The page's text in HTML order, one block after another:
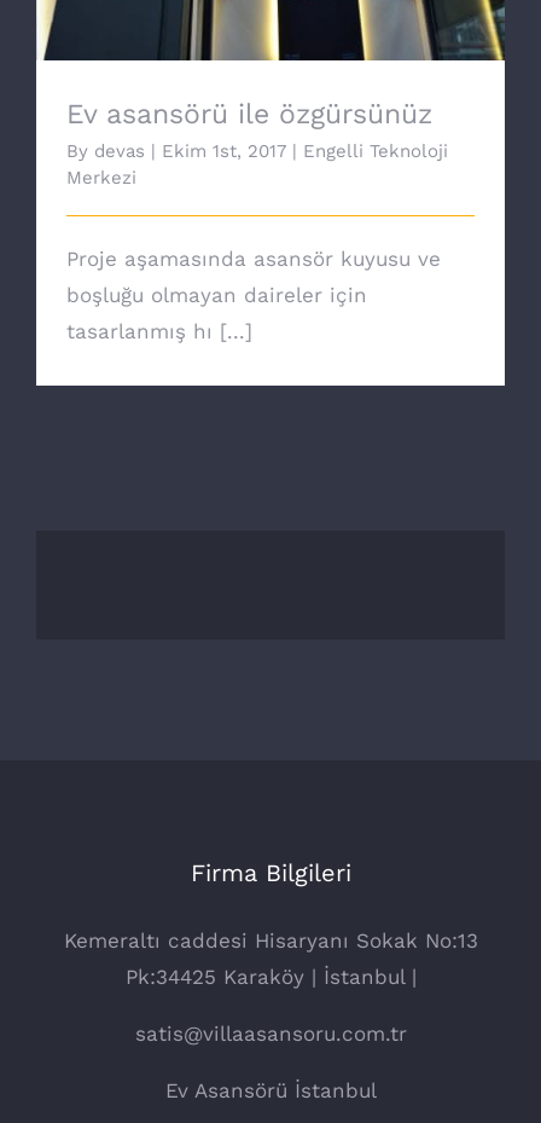
Ev asansörü ile özgürsünüz
By devas | Ekim 1st, 2017 | Engelli Teknoloji
Merkezi
Proje aşamasında asansör kuyusu ve
boşluğu olmayan daireler için
tasarlanmış hı [...]
Firma Bilgileri
Kemeraltı caddesi Hisaryanı Sokak No:13
Pk:34425 Karaköy | İstanbul |
satis@villaasansoru.com.tr
Ev Asansörü İstanbul